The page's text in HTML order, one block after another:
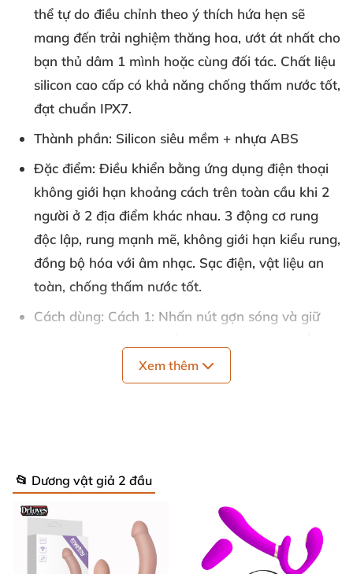
thể tự do điều chỉnh theo ý thích hứa hẹn sẽ
mang đến trải nghiệm thăng hoa, ướt át nhất cho
bạn thủ dâm 1 mình hoặc cùng đối tác. Chất liệu
silicon cao cấp có khả năng chống thấm nước tốt,
đạt chuẩn IPX7.
Thành phần: Silicon siêu mềm + nhựa ABS
Đặc điểm: Điều khiển bằng ứng dụng điện thoại
không giới hạn khoảng cách trên toàn cầu khi 2
người ở 2 địa điểm khác nhau. 3 động cơ rung
độc lập, rung mạnh mẽ, không giới hạn kiểu rung,
đồng bộ hóa với âm nhạc. Sạc điện, vật liệu an
toàn, chống thấm nước tốt.
Cách dùng: Cách 1: Nhấn nút gợn sóng và giữ
Nhấn nút lên hoặc xuống để bật hoặc tắt chế độ
thụt. Cách 2: Đầu tiên, người dùng cần tải ứng
khiển trên ứng dụng, người dùng có thể tùy chỉnh
cường độ và chế độ rung theo ý thích của mình
và tận hưởng những điều thú vị và đạ dạng tính
năng. Lưu ý: Nên dùng kèm gel bôi trơn để tăng
Xem thêm
📂 Dương vật giả 2 đầu